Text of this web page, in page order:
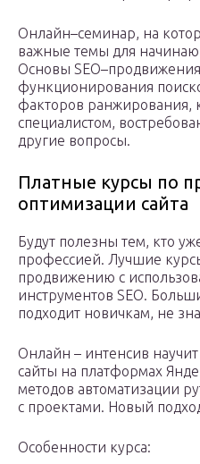
Онлайн–семинар, на
важные темы для
Основы
функционирования
факторов ранжирования,
специалистом,
другие вопросы.
Платные курсы по
оптимизации сайта
Будут полезны тем, кто
профессией. Лучшие
продвижению с
инструментов SEO.
подходит новичкам, не
Онлайн – интенсив
сайты на платформах
методов автоматизации
с проектами. Новый
Особенности курса: